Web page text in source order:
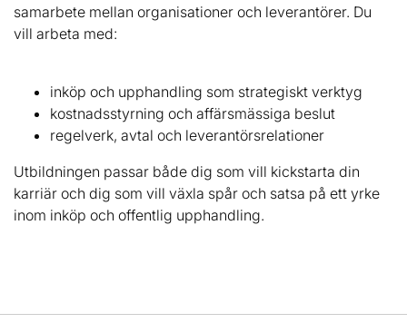
samarbete mellan organisationer och leverantörer. Du
vill arbeta med:
inköp och upphandling som strategiskt verktyg
kostnadsstyrning och affärsmässiga beslut
regelverk, avtal och leverantörsrelationer
Utbildningen passar både dig som vill kickstarta din
karriär och dig som vill växla spår och satsa på ett yrke
inom inköp och offentlig upphandling.